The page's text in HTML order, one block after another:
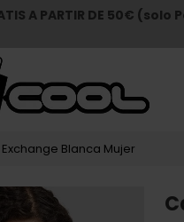
A PARTIR DE 50€ (solo
Blanca Mujer